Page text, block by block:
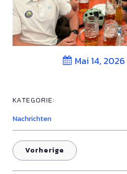
Mai 14, 2026
KATEGORIE:
Nachrichten
Vorherige